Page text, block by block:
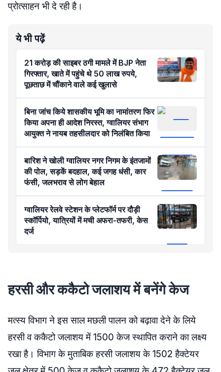
प्रोत्साहन भी दे रही है।
ये भी पढ़ें
21 करोड़ की साइबर ठगी मामले में BJP नेता
गिरफ्तार, खाते में पहुंचे थे 50 लाख रुपये,
पूछताछ में चौंकाने वाले कई खुलासे
बिना जांच किये शासकीय भूमि का नामांतरण फिर
किया अपना ही आदेश निरस्त, ग्वालियर संभाग
आयुक्त ने नायब तहसीलदार को निलंबित किया
बारिश ने खोली ग्वालियर नगर निगम के इंतजामों
की पोल, सड़कें बदहाल, कई जगह धंसी, कार
फंसी, जलभराव से लोग बेहाल
ग्वालियर रेलवे स्टेशन के प्लेटफॉर्म पर दौड़ी
स्कॉर्पियो, यात्रियों में मची अफरा-तफरी, केस
दर्ज
हरसी और ककैटो जलाशय में बनेंगे केज
मत्स्य विभाग ने इस साल मछली पालन को बढ़ावा देने के लिये
हरसी व ककैटो जलाशय में 1500 केज स्थापित कराने का लक्ष्य
रखा है। विभाग के मुताबिक हरसी जलाशय के 1502 हैक्टेयर